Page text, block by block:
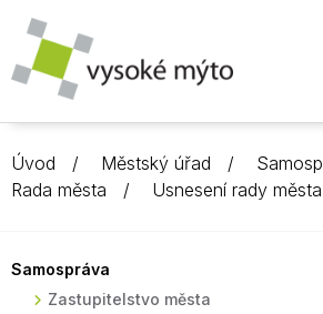
Úvod Městský úřad
Rada města
Usnesení rady města
Samospráva
Zastupitelstvo města